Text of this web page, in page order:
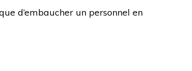
d’embaucher un personnel en